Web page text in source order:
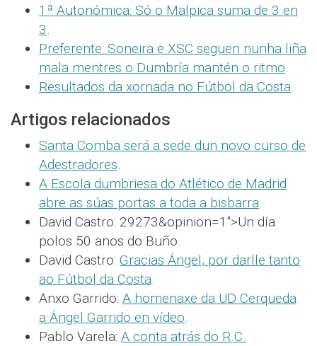
1ª Autonómica: Só o Malpica suma de 3 en
3.
Preferente: Soneira e XSC seguen nunha liña
mala mentres o Dumbría mantén o ritmo.
Resultados da xornada no Fútbol da Costa.
Artigos relacionados
Santa Comba será a sede dun novo curso de
Adestradores.
A Escola dumbriesa do Atlético de Madrid
abre as súas portas a toda a bisbarra.
David Castro: 29273&opinion=1″>Un día
polos 50 anos do Buño.
David Castro: Gracias Ángel, por darlle tanto
ao Fútbol da Costa.
Anxo Garrido: A homenaxe da UD Cerqueda
a Ángel Garrido en vídeo.
Pablo Varela: A conta atrás do R.C.